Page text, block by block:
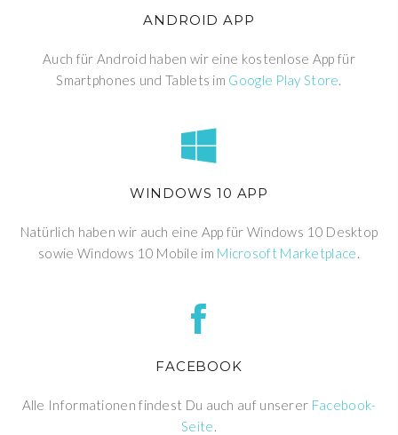
ANDROID APP
Auch für Android haben wir eine kostenlose App für
Smartphones und Tablets im Google Play Store.
WINDOWS 10 APP
Natürlich haben wir auch eine App für Windows 10 Desktop
sowie Windows 10 Mobile im Microsoft Marketplace.
FACEBOOK
Alle Informationen findest Du auch auf unserer Facebook-
Seite.